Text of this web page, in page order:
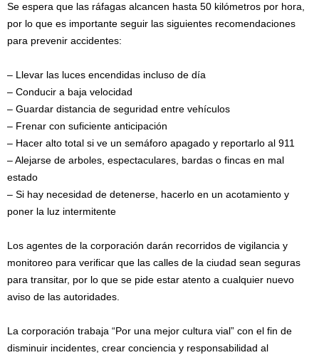
Se espera que las ráfagas alcancen hasta 50 kilómetros por hora,
por lo que es importante seguir las siguientes recomendaciones
para prevenir accidentes:
– Llevar las luces encendidas incluso de día
– Conducir a baja velocidad
– Guardar distancia de seguridad entre vehículos
– Frenar con suficiente anticipación
– Hacer alto total si ve un semáforo apagado y reportarlo al 911
– Alejarse de arboles, espectaculares, bardas o fincas en mal
estado
– Si hay necesidad de detenerse, hacerlo en un acotamiento y
poner la luz intermitente
Los agentes de la corporación darán recorridos de vigilancia y
monitoreo para verificar que las calles de la ciudad sean seguras
para transitar, por lo que se pide estar atento a cualquier nuevo
aviso de las autoridades.
La corporación trabaja “Por una mejor cultura vial” con el fin de
disminuir incidentes, crear conciencia y responsabilidad al